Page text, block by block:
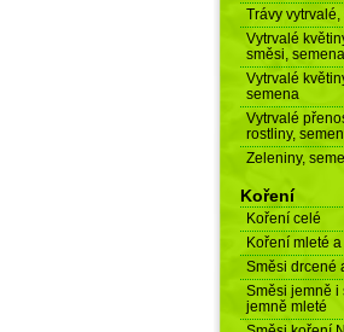
Trávy
Vytrvalé
směsi, semena
Vytrvalé
semena
Vytrvalé
rostliny,
Zeleniny,
Koření
Koření celé
Koření mleté
Směsi drcené
Směsi jemně i
jemně mleté
Salát...